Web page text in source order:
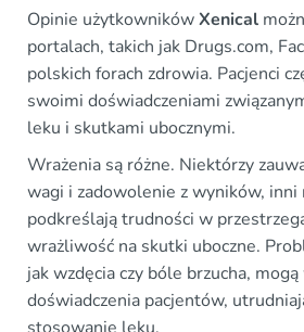
Opinie użytkownikówXenical
portalach, takich jak Drugs.com,
polskich forach zdrowia. Pacjenci
swoimi doświadczeniami
leku i skutkami ubocznymi.
Wrażenia są różne. Niektórzy
wagi i zadowolenie z wyników,
podkreślają trudności w
wrażliwość na skutki uboczne.
jak wzdęcia czy bóle brzucha, mogą
doświadczenia pacjentów,